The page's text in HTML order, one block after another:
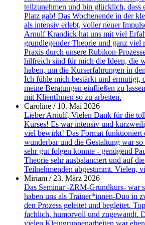
teilzunehmen und bin glücklich, dass
Platz gab! Das Wochenende in der
als intensiv erlebt, voller neuer
Arnulf Krandick hat uns mit viel
grundlegender Theorie und ganz viel
Praxis durch unsere Rubikon-
hilfreich sind für mich die Ideen, die
haben, um die Kurserfahrungen in
Ich fühle mich bestärkt und ermutigt,
meine Beratungen einfließen zu
mit KlientInnen so zu arbeiten.
Caroline / 10. Mai 2026
Lieber Arnulf, Vielen Dank für die
Kurses! Es war intensiv und
viel bewirkt! Das Format funktioniert
wunderbar und die Gestaltung war so
sehr gut folgen konnte - genügend
Theorie sehr ausbalanciert und auf
Teilnehmenden abgestimmt. Vielen,
Miriam / 23. März 2026
Das Seminar -ZRM-Grundkurs- war
haben uns als Trainer*innen-Duo in
den Prozess geleitet und begleitet.
fachlich, humorvoll und zugewandt.